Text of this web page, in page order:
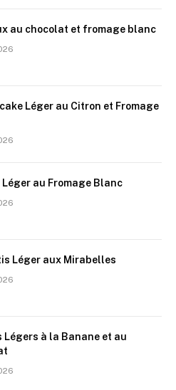
au chocolat et fromage blanc
Léger au Citron et Fromage
au Fromage Blanc
Léger aux Mirabelles
Légers à la Banane et au